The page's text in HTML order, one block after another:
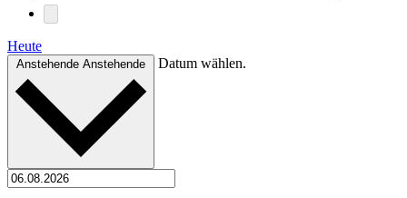
Heute
Anstehende Anstehende Datum wählen.